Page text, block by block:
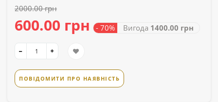
2000.00 грн
600.00 грн - 70% Вигода 1400.00 грн
ПОВІДОМИТИ ПРО НАЯВНІСТЬ